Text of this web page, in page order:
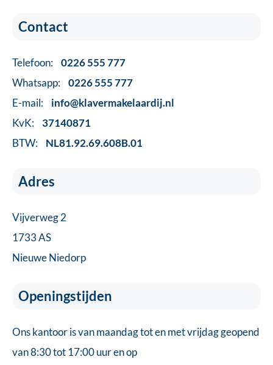
Contact
Telefoon:
0226 555 777
Whatsapp:
0226 555 777
E-mail:
info@klavermakelaardij.nl
KvK:
37140871
BTW:
NL81.92.69.608B.01
Adres
Vijverweg 2
1733 AS
Nieuwe Niedorp
Openingstijden
Ons kantoor is van maandag tot en met vrijdag geopend
van 8:30 tot 17:00 uur en op